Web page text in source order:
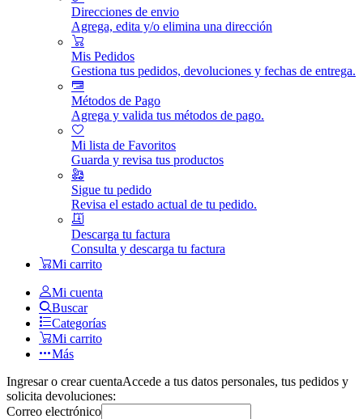
Direcciones de envio
Agrega, edita y/o elimina una dirección
Mis Pedidos
Gestiona tus pedidos, devoluciones y fechas de entrega.
Métodos de Pago
Agrega y valida tus métodos de pago.
Mi lista de Favoritos
Guarda y revisa tus productos
Sigue tu pedido
Revisa el estado actual de tu pedido.
Descarga tu factura
Consulta y descarga tu factura
Mi carrito
Mi cuenta
Buscar
Categorías
Mi carrito
Más
Ingresar o crear cuentaAccede a tus datos personales, tus pedidos y
solicita devoluciones:
Correo electrónico